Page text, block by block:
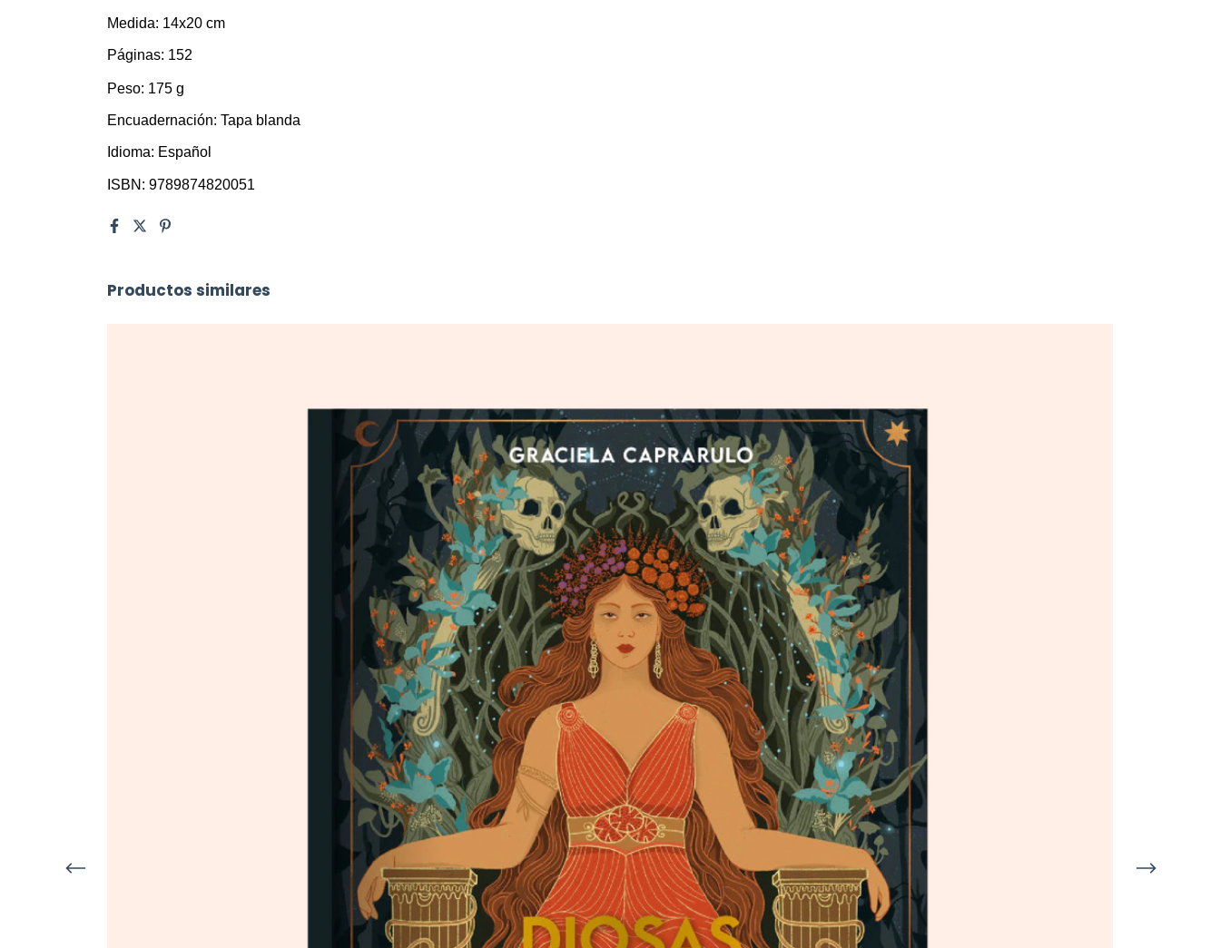
Medida: 14x20 cm
Páginas: 152
Peso: 175 g
Encuadernación: Tapa blanda
Idioma: Español
ISBN: 9789874820051
Productos similares